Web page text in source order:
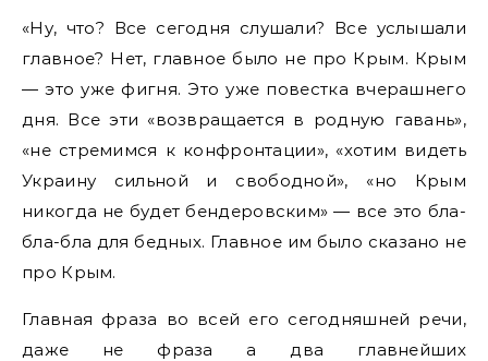
«Ну, что? Все сегодня слушали? Все услышали
главное? Нет, главное было не про Крым. Крым
— это уже фигня. Это уже повестка вчерашнего
дня. Все эти «возвращается в родную гавань»,
«не стремимся к конфронтации», «хотим видеть
Украину сильной и свободной», «но Крым
никогда не будет бендеровским» — все это бла-
бла-бла для бедных. Главное им было сказано не
про Крым.
Главная фраза во всей его сегодняшней речи,
даже не фраза а два главнейших